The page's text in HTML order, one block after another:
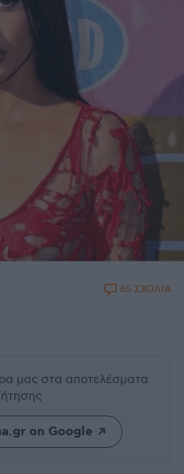
65 ΣΧΟΛΙΑ
μας στα αποτελέσματα
on Google